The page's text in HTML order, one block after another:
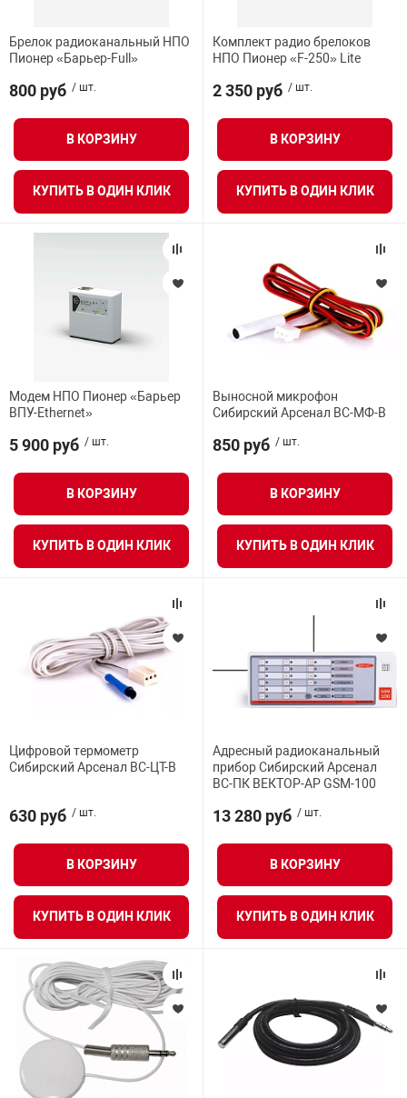
Брелок радиоканальный НПО
Пионер «Барьер-Full»
800 руб / шт.
В КОРЗИНУ
КУПИТЬ В ОДИН КЛИК
Комплект радио брелоков
НПО Пионер «F-250» Lite
2 350 руб / шт.
В КОРЗИНУ
КУПИТЬ В ОДИН КЛИК
Модем НПО Пионер «Барьер
ВПУ-Ethernet»
5 900 руб / шт.
В КОРЗИНУ
КУПИТЬ В ОДИН КЛИК
Выносной микрофон
Сибирский Арсенал ВС-МФ-В
850 руб / шт.
В КОРЗИНУ
КУПИТЬ В ОДИН КЛИК
Цифровой термометр
Сибирский Арсенал ВС-ЦТ-В
630 руб / шт.
В КОРЗИНУ
КУПИТЬ В ОДИН КЛИК
Адресный радиоканальный
прибор Сибирский Арсенал
ВС-ПК ВЕКТОР-АР GSM-100
13 280 руб / шт.
В КОРЗИНУ
КУПИТЬ В ОДИН КЛИК